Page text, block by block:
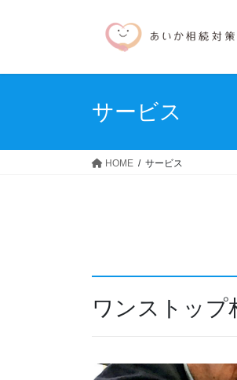
サービス
HOME サービス
ワンストップ